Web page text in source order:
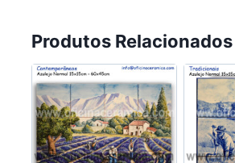
Produtos Relacionados